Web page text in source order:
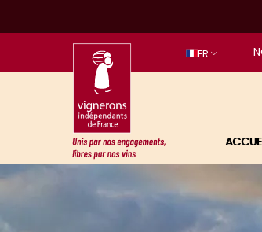
FR
Unis par nos